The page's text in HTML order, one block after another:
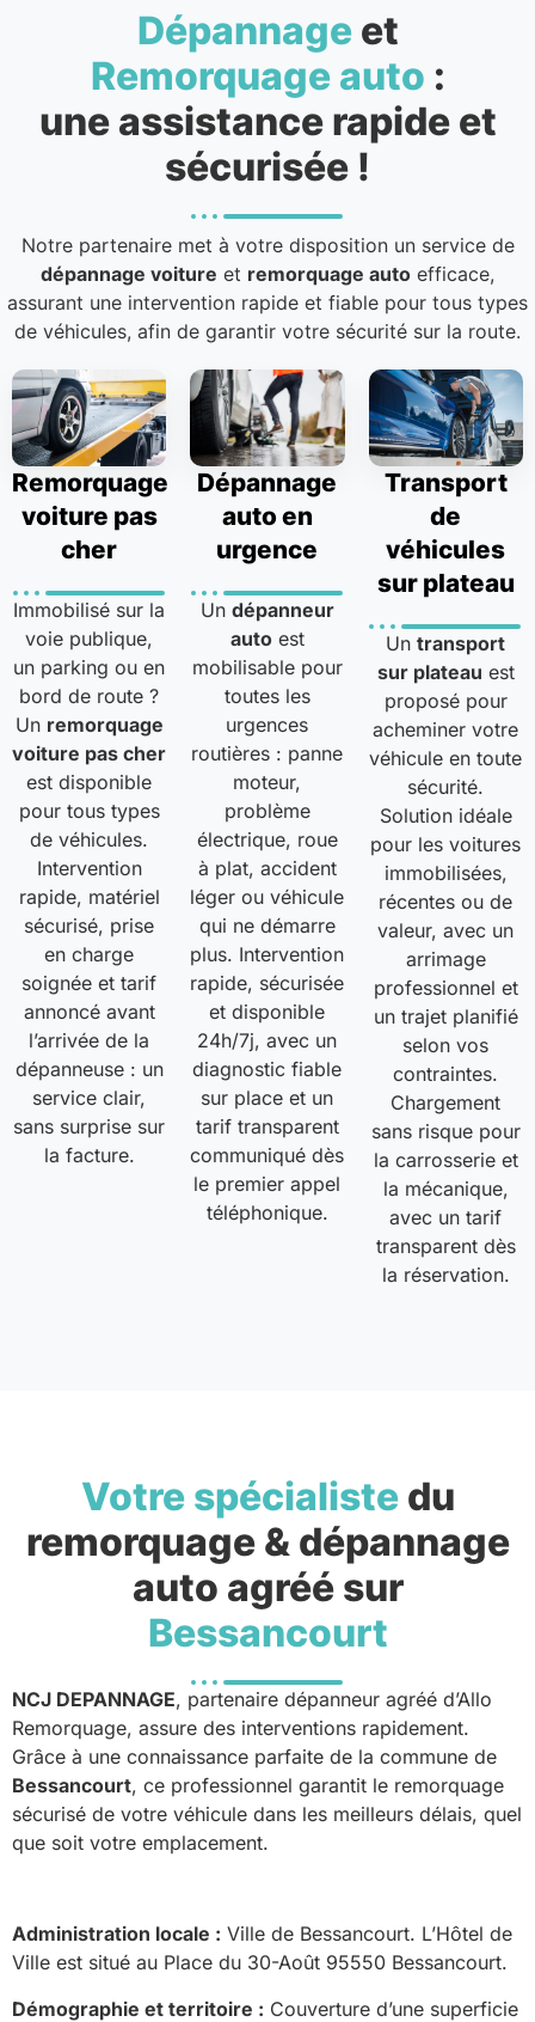
Dépannageet
Remorquage auto :
une assistance rapide et
sécurisée !
Notre partenaire met à votre disposition un service de
dépannage voiture et remorquage auto efficace,
assurant une intervention rapide et fiable pour tous types
de véhicules, afin de garantir votre sécurité sur la route.
Remorquage
voiture pas
cher
Immobilisé sur la
voie publique,
un parking ou en
bord de route ?
Un remorquage
voiture pas cher
est disponible
pour tous types
de véhicules.
Intervention
rapide, matériel
sécurisé, prise
en charge
soignée et tarif
annoncé avant
l’arrivée de la
dépanneuse : un
service clair,
sans surprise sur
la facture.
Dépannage
auto en
urgence
Un dépanneur
autoest
mobilisable pour
toutes les
urgences
routières : panne
moteur,
problème
électrique, roue
à plat, accident
léger ou véhicule
qui ne démarre
plus. Intervention
rapide, sécurisée
et disponible
24h/7j, avec un
diagnostic fiable
sur place et un
tarif transparent
communiqué dès
le premier appel
téléphonique.
Transport
de
véhicules
sur plateau
Untransport
sur plateau est
proposé pour
acheminer votre
véhicule en toute
sécurité.
Solution idéale
pour les voitures
immobilisées,
récentes ou de
valeur, avec un
arrimage
professionnel et
un trajet planifié
selon vos
contraintes.
Chargement
sans risque pour
la carrosserie et
la mécanique,
avec un tarif
transparent dès
la réservation.
Votre spécialistedu
remorquage & dépannage
auto agréé sur
Bessancourt
NCJ DEPANNAGE, partenaire dépanneur agréé d’Allo
Remorquage, assure des interventions rapidement.
Grâce à une connaissance parfaite de la commune de
Bessancourt, ce professionnel garantit le remorquage
sécurisé de votre véhicule dans les meilleurs délais, quel
que soit votre emplacement.
Administration locale : Ville de Bessancourt. L’Hôtel de
Ville est situé au Place du 30-Août 95550 Bessancourt.
Démographie et territoire : Couverture d’une superficie